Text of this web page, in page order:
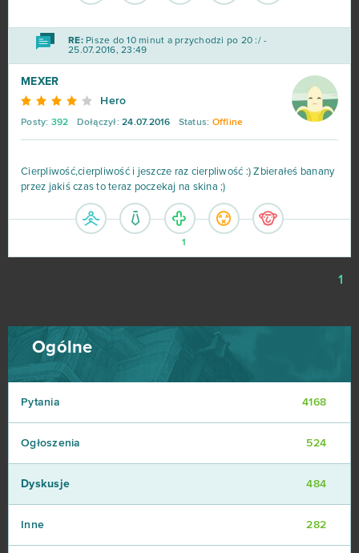
RE:Pisze do 10 minut a przychodzi po 20 :/ -
25.07.2016, 23:49
MEXER
Hero
Posty: 392 Dołączył: 24.07.2016 Status: Offline
Cierpliwość,cierpliwość i jeszcze raz cierpliwość :) Zbierałeś banany
przez jakiś czas to teraz poczekaj na skina ;)
1
1
Ogólne
Pytania 4168
Ogłoszenia 524
Dyskusje 484
Inne 282